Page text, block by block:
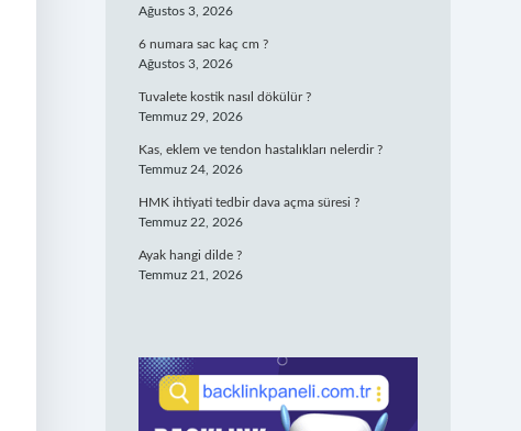
Ağustos 3, 2026
6 numara sac kaç cm ?
Ağustos 3, 2026
Tuvalete kostik nasıl dökülür ?
Temmuz 29, 2026
Kas, eklem ve tendon hastalıkları nelerdir ?
Temmuz 24, 2026
HMK ihtiyati tedbir dava açma süresi ?
Temmuz 22, 2026
Ayak hangi dilde ?
Temmuz 21, 2026